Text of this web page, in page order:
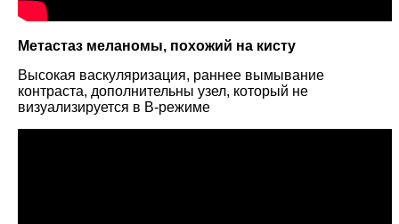
Метастаз меланомы, похожий на кисту
Высокая васкуляризация, раннее вымывание
контраста, дополнительны узел, который не
визуализируется в B-режиме